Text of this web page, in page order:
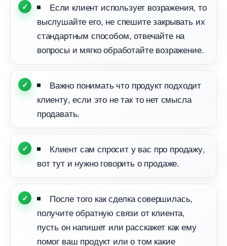
Если клиент использует возражения, то
ыслушайте его, не спешите закрывать их
стандартным способом, отвечайте на
опросы и мягко обработайте возражение.
ажно понимать что продукт подходит
клиенту, если это не так то нет смысла
продавать.
Клиент сам спросит у вас про продажу,
от тут и нужно говорить о продаже.
После того как сделка совершилась,
получите обратную связи от клиента,
пусть он напишет или расскажет как ему
помог ваш продукт или о том какие